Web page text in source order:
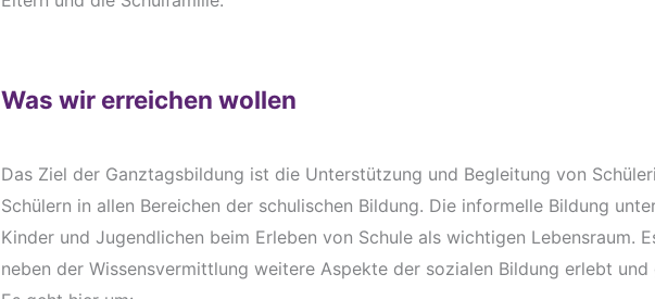
Was wir erreichen wollen
Das Ziel der Ganztagsbildung ist die Unterstützung und Begleitung von
Schülern in allen Bereichen der schulischen Bildung. Die informelle Bildung
Kinder und Jugendlichen beim Erleben von Schule als wichtigen Lebensraum.
neben der Wissensvermittlung weitere Aspekte der sozialen Bildung erlebt und